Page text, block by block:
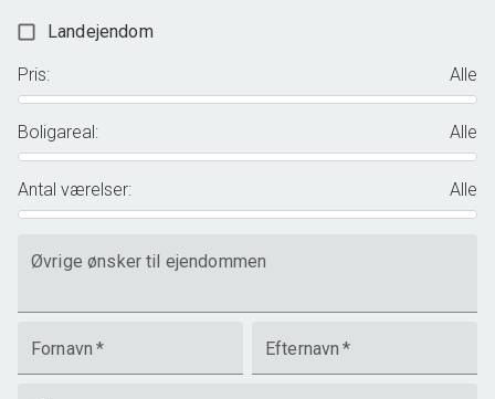
Landejendom
Pris: Alle
Boligareal : Alle
Antal værelser: Alle
Øvrige ønsker til ejendommen
Fornavn * Efternavn *